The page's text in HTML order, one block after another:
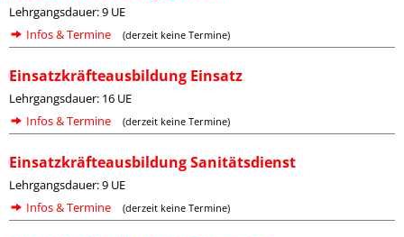
Lehrgangsdauer: 9 UE
Infos & Termine
(derzeit keine Termine)
Einsatzkräfteausbildung Einsatz
Lehrgangsdauer: 16 UE
Infos & Termine
(derzeit keine Termine)
Einsatzkräfteausbildung Sanitätsdienst
Lehrgangsdauer: 9 UE
Infos & Termine
(derzeit keine Termine)